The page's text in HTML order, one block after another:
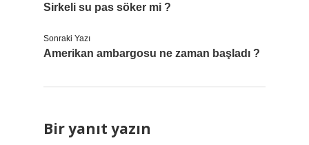
Sirkeli su pas söker mi ?
Sonraki Yazı
Amerikan ambargosu ne zaman başladı ?
Bir yanıt yazın